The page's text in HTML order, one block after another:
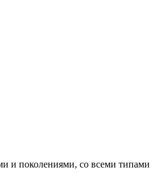
и поколениями, со всеми типами